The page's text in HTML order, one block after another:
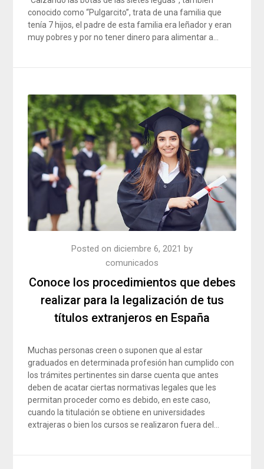
conocido como “Pulgarcito”, trata de una familia que
tenía 7 hijos, el padre de esta familia era leñador y eran
muy pobres y por no tener dinero para alimentar a…
Conoce los procedimientos que debes
realizar para la legalización de tus
títulos extranjeros en España
Posted on diciembre 6, 2021 by
comunicados
Muchas personas creen o suponen que al estar
graduados en determinada profesión han cumplido con
los trámites pertinentes sin darse cuenta que antes
deben de acatar ciertas normativas legales que les
permitan proceder como es debido, en este caso,
cuando la titulación se obtiene en universidades
extrajeras o bien los cursos se realizaron fuera del…